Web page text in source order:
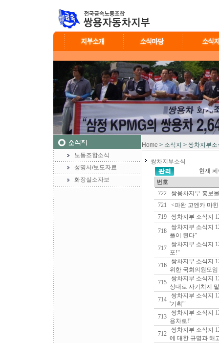
노동조합소식
성명서/보도자료
화장실소자보
Home > 소식지 > 쌍차지부소
쌍차지부소식
현재
번호
722
쌍용차지부 홍보
721
<파완 고엔카 마
719
쌍차지부 소식지
718
쌍차지부 소식지
풀이 된다"
717
쌍차지부 소식지
포!"
716
쌍차지부 소식지
위한 국회의원모
715
쌍차지부 소식지
상대로 사기치지
714
쌍차지부 소식지
'기획'"
713
쌍차지부 소식지
용차로!"
712
쌍차지부 소식지
에 대한 규명과 해